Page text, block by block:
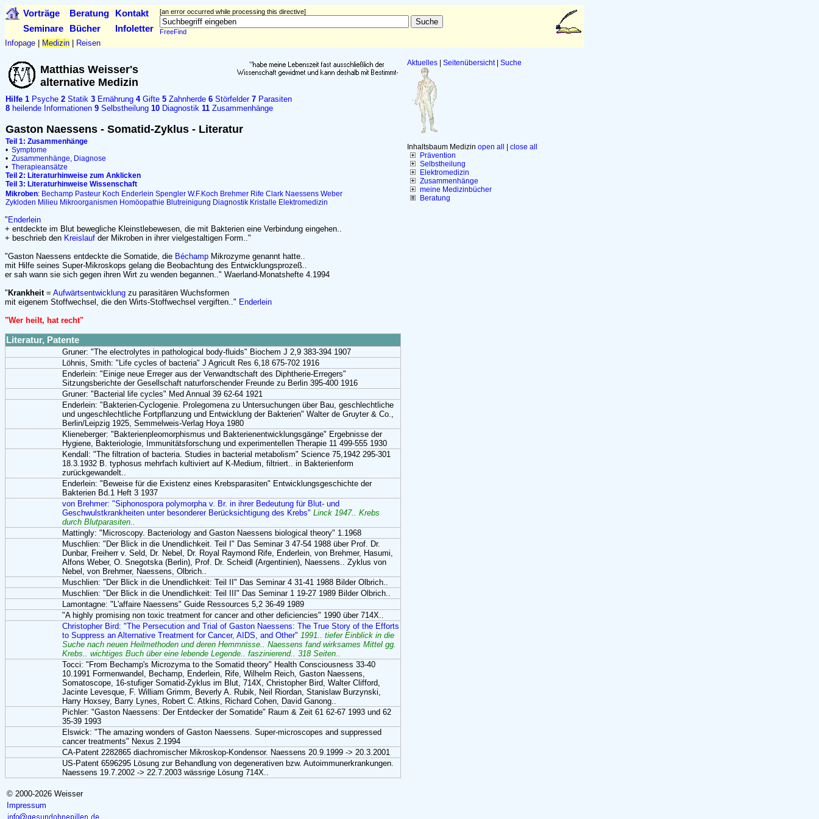
Vorträge Beratung Kontakt [an error occurred while processing this directive]
FreeFind
Seminare Bücher Infoletter
Infopage Medizin Reisen
Aktuelles Seitenübersicht| Suche
Inhaltsbaum Medizin open all
close all
Prävention
Selbstheilung
Elektromedizin
Zusammenhänge
meine Medizinbücher
Beratung
Matthias Weisser's
alternative Medizin
Hilfe 1 Psyche 2 Statik 3 Ernährung 4Gifte 5 Zahnherde 6 Störfelder 7 Parasiten
8 heilende Informationen 9 Selbstheilung 10 Diagnostik 11 Zusammenhänge
Gaston Naessens - Somatid-Zyklus - Literatur
Teil 1: Zusammenhänge
• Symptome
• Zusammenhänge, Diagnose
• Therapieansätze
Teil 2: Literaturhinweise zum Anklicken
Teil 3: Literaturhinweise Wissenschaft
Mikroben: Bechamp Pasteur Koch Enderlein Spengler W.F.Koch Brehmer Rife Clark Naessens Weber
Zykloden Milieu Mikroorganismen Homöopathie Blutreinigung Diagnostik Kristalle Elektromedizin
" Enderlein
+ entdeckte im Blut bewegliche Kleinstlebewesen, die mit Bakterien eine Verbindung eingehen..
+ beschrieb den Kreislauf der Mikroben in ihrer vielgestaltigen Form.."
"Gaston Naessens entdeckte die Somatide, die Béchamp Mikrozyme genannt hatte..
mit Hilfe seines Super-Mikroskops gelang die Beobachtung des Entwicklungsprozeß..
er sah wann sie sich gegen ihren Wirt zu wenden begannen.." Waerland-Monatshefte 4.1994
" Krankheit= Aufwärtsentwicklung zu parasitären Wuchsformen
mit eigenem Stoffwechsel, die den Wirts-Stoffwechsel vergiften.." Enderlein
"Wer heilt, hat recht"
Literatur, Patente
Gruner: "The electrolytes in pathological body-fluids" Biochem J 2,9 383-394 1907
Löhnis, Smith: "Life cycles of bacteria" J Agricult Res 6,18 675-702 1916
Enderlein: "Einige neue Erreger aus der Verwandtschaft des Diphtherie-Erregers"
Sitzungsberichte der Gesellschaft naturforschender Freunde zu Berlin 395-400 1916
Gruner: "Bacterial life cycles" Med Annual 39 62-64 1921
Enderlein: "Bakterien-Cyclogenie. Prolegomena zu Untersuchungen über Bau, geschlechtliche
und ungeschlechtliche Fortpflanzung und Entwicklung der Bakterien" Walter de Gruyter & Co.,
Berlin/Leipzig 1925, Semmelweis-Verlag Hoya 1980
Klieneberger: "Bakterienpleomorphismus und Bakterienentwicklungsgänge" Ergebnisse der
Hygiene, Bakteriologie, Immunitätsforschung und experimentellen Therapie 11 499-555 1930
Kendall: "The filtration of bacteria. Studies in bacterial metabolism" Science 75,1942 295-301
18.3.1932 B. typhosus mehrfach kultiviert auf K-Medium, filtriert.. in Bakterienform
zurückgewandelt..
Enderlein: "Beweise für die Existenz eines Krebsparasiten" Entwicklungsgeschichte der
Bakterien Bd.1 Heft 3 1937
von Brehmer: "Siphonospora polymorpha v. Br. in ihrer Bedeutung für Blut- und
Geschwulstkrankheiten unter besonderer Berücksichtigung des Krebs" Linck 1947.. Krebs
durch Blutparasiten..
Mattingly: "Microscopy. Bacteriology and Gaston Naessens biological theory" 1.1968
Muschlien: "Der Blick in die Unendlichkeit. Teil I" Das Seminar 3 47-54 1988 über Prof. Dr.
Dunbar, Freiherr v. Seld, Dr. Nebel, Dr. Royal Raymond Rife, Enderlein, von Brehmer, Hasumi,
Alfons Weber, O. Snegotska (Berlin), Prof. Dr. Scheidl (Argentinien), Naessens.. Zyklus von
Nebel, von Brehmer, Naessens, Olbrich..
Muschlien: "Der Blick in die Unendlichkeit: Teil II" Das Seminar 4 31-41 1988 Bilder Olbrich..
Muschlien: "Der Blick in die Unendlichkeit: Teil III" Das Seminar 1 19-27 1989 Bilder Olbrich..
Lamontagne: "L'affaire Naessens" Guide Ressources 5,2 36-49 1989
"A highly promising non toxic treatment for cancer and other deficiencies" 1990 über 714X..
Christopher Bird: "The Persecution and Trial of Gaston Naessens: The True Story of the Efforts
to Suppress an Alternative Treatment for Cancer, AIDS, and Other" 1991.. tiefer Einblick in die
Suche nach neuen Heilmethoden und deren Hemmnisse.. Naessens fand wirksames Mittel gg.
Krebs.. wichtiges Buch über eine lebende Legende.. faszinierend.. 318 Seiten..
Tocci: "From Bechamp's Microzyma to the Somatid theory" Health Consciousness 33-40
10.1991 Formenwandel, Bechamp, Enderlein, Rife, Wilhelm Reich, Gaston Naessens,
Somatoscope, 16-stufiger Somatid-Zyklus im Blut, 714X, Christopher Bird, Walter Clifford,
Jacinte Levesque, F. William Grimm, Beverly A. Rubik, Neil Riordan, Stanislaw Burzynski,
Harry Hoxsey, Barry Lynes, Robert C. Atkins, Richard Cohen, David Ganong..
Pichler: "Gaston Naessens: Der Entdecker der Somatide" Raum & Zeit 61 62-67 1993 und 62
35-39 1993
Elswick: "The amazing wonders of Gaston Naessens. Super-microscopes and suppressed
cancer treatments" Nexus 2.1994
CA-Patent 2282865 diachromischer Mikroskop-Kondensor. Naessens 20.9.1999 -> 20.3.2001
US-Patent 6596295 Lösung zur Behandlung von degenerativen bzw. Autoimmunerkrankungen.
Naessens 19.7.2002 -> 22.7.2003 wässrige Lösung 714X..
© 2000-2026 Weisser
Impressum